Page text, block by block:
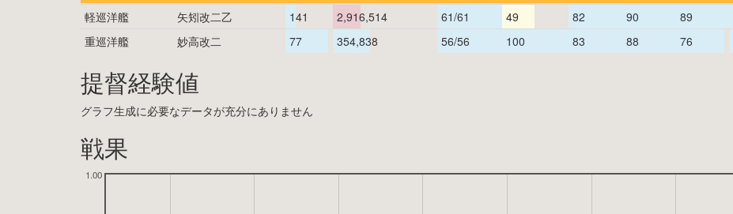
軽巡洋艦
矢矧改二乙 141 2,916,514 61/61 49 82 90 89
重巡洋艦
妙高改二 77 354,838 56/56 100 83 88 76
提督経験値
グラフ生成に必要なデータが充分にありません
戦果
1.00